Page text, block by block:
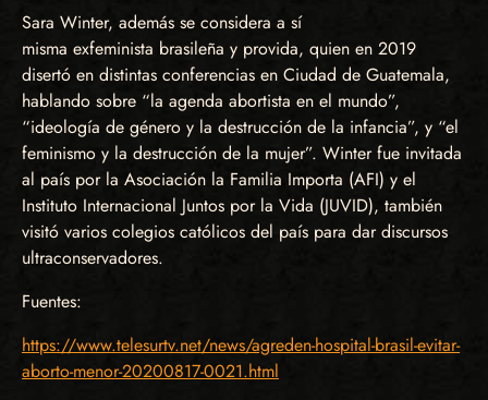
Sara Winter, además se considera a sí
misma exfeminista brasileña y provida, quien en 2019
disertó en distintas conferencias en Ciudad de Guatemala,
hablando sobre “la agenda abortista en el mundo”,
“ideología de género y la destrucción de la infancia”, y “el
feminismo y la destrucción de la mujer”. Winter fue invitada
al país por la Asociación la Familia Importa (AFI) y el
Instituto Internacional Juntos por la Vida (JUVID), también
visitó varios colegios católicos del país para dar discursos
ultraconservadores.
Fuentes:
https://www.telesurtv.net/news/agreden-hospital-brasil-evitar-
aborto-menor-20200817-0021.html